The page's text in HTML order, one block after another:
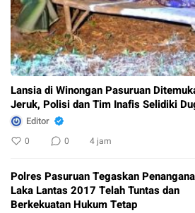
Lansia di Winongan Pasuruan
Jeruk, Polisi dan Tim Inafis Selidiki
Editor
0 0 4 jam
Polres Pasuruan Tegaskan
Laka Lantas 2017 Telah Tuntas dan
Berkekuatan Hukum Tetap